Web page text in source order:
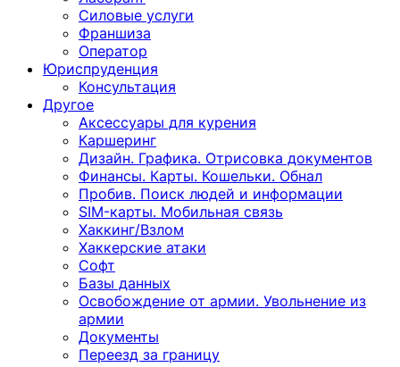
Силовые услуги
Франшиза
Оператор
Юриспруденция
Консультация
Другoе
Аксессуары для курения
Каршеринг
Дизайн. Графика. Отрисовка документов
Финансы. Карты. Кошельки. Обнал
Пробив. Поиск людей и информации
SIM-карты. Мобильная связь
Хаккинг/Взлом
Хаккерские атаки
Софт
Базы данных
Освобождение от армии. Увольнение из
армии
Документы
Переезд за границу